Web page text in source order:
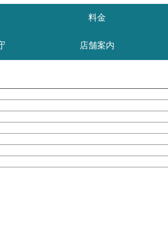
料金
店舗案内